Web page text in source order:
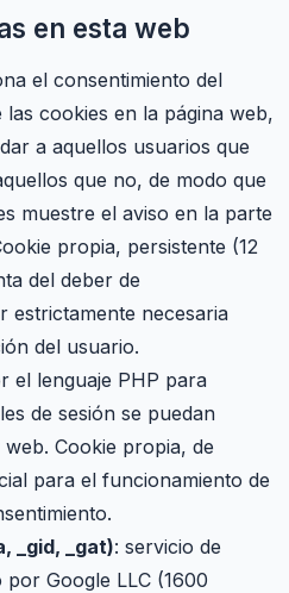
en esta web
el consentimiento del
cookies en la página web,
a aquellos usuarios que
que no, de modo que
muestre el aviso en la parte
propia, persistente (12
del deber de
estrictamente necesaria
del usuario.
el lenguaje PHP para
de sesión se puedan
Cookie propia, de
para el funcionamiento de
_gid, _gat): servicio de
Google LLC (1600